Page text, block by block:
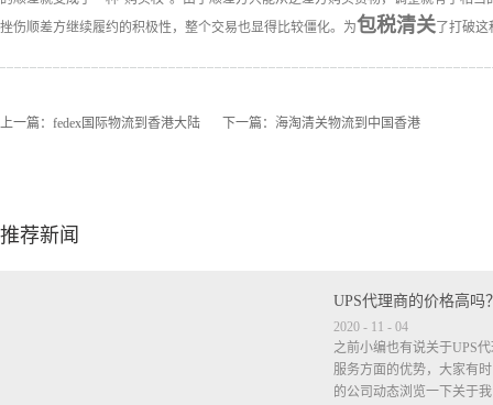
挫伤顺差方继续履约的积极性，整个交易也显得比较僵化。为包税清关 了打破
上一篇： fedex国际物流到香港大陆 下一篇： 海淘清关物流到中国香港
推荐新闻
UPS代理商的价格高吗
2020 - 11 - 04
之前小编也有说关于UPS
服务方面的优势，大家有
的公司动态浏览一下关于